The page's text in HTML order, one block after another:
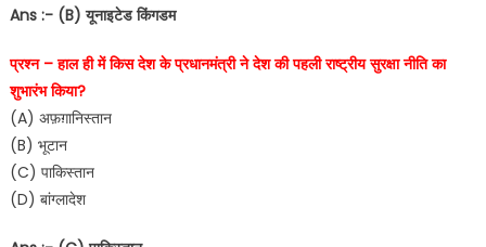
Ans :- (B) यूनाइटेड किंगडम
प्रश्न – हाल ही में किस देश के प्रधानमंत्री ने देश की पहली राष्ट्रीय सुरक्षा नीति का
शुभारंभ किया?
(A) अफ़ग़ानिस्तान
(B) भूटान
(C) पाकिस्तान
(D) बांग्लादेश